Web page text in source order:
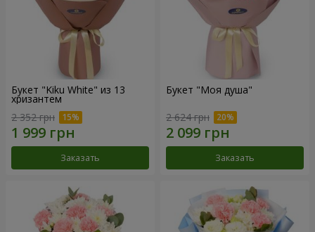
Букет "Kiku White" из 13
хризантем
2 352 грн
Заказать
Букет "Моя душа"
2 624 грн
Заказать